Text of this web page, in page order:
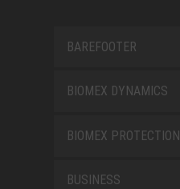
BAREFOOTER
BIOMEX DYNAMICS
BIOMEX PROTECTION
BUSINESS